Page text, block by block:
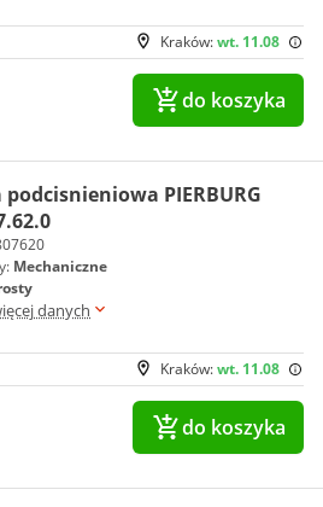
Kraków:wt. 11.08
do koszyka
podcisnieniowa PIERBURG
Mechaniczne
danych
Kraków:wt. 11.08
do koszyka